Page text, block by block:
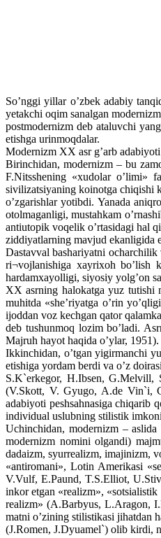
So’nggi yillar o’zbek adabiy
yetakchi oqim sanalgan
postmodernizm deb ataluvchi
etishga urinmoqdalar.
Modernizm XX asr g’arb
Birinchidan, modernizm – bu
F.Nitsshening «xudolar o’limi»
sivilizatsiyaning koinotga chiqishi
o’zgarishlar yotibdi. Yanada
otolmaganligi, mustahkam
antiutopik voqelik o’rtasidagi hal
ziddiyatlarning mavjud ekanligida
Dastavval bashariyatni
ri¬vojlanishiga xayrixoh bo’lish
hardamxayolligi, siyosiy yolg’on
XX asrning halokatga yuz tutishi
muhitda «she’riyatga o’rin
ijoddan voz kechgan qator
deb tushunmoq lozim bo’ladi.
Majruh hayot haqida o’ylar, 1951).
Ikkinchidan, o’tgan yigirmanchi
etishiga yordam berdi va o’z
S.K`erkegor, H.Ibsen, G.Melvill,
(V.Skott, V. Gyugo, A.de Vin`i,
adabiyoti peshsahnasiga chiqarib
individual uslubning stilistik
Uchinchidan, modernizm –
modernizm nomini olgandi)
dadaizm, syurrealizm, imajinizm,
«antiromani», Lotin Amerikasi
V.Vulf, E.Paund, T.S.Elliot,
inkor etgan «realizm», «sotsialistik
realizm» (A.Barbyus, L.Aragon,
matni o’zining stilistikasi jihatdan
(J.Romen, J.Dyuamel`) olib kirdi,